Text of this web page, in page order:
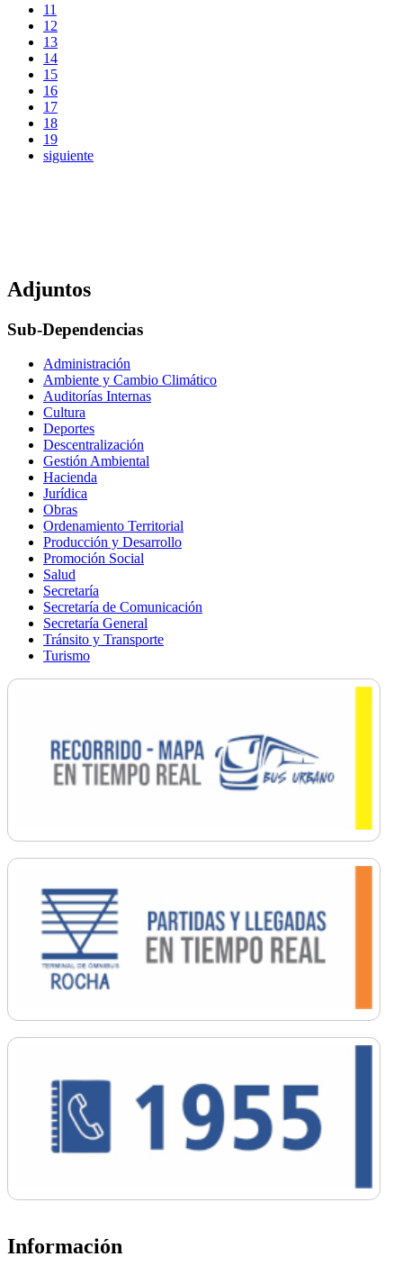
11
12
13
14
15
16
17
18
19
siguiente
Adjuntos
Sub-Dependencias
Administración
Ambiente y Cambio Climático
Auditorías Internas
Cultura
Deportes
Descentralización
Gestión Ambiental
Hacienda
Jurídica
Obras
Ordenamiento Territorial
Producción y Desarrollo
Promoción Social
Salud
Secretaría
Secretaría de Comunicación
Secretaría General
Tránsito y Transporte
Turismo
Información